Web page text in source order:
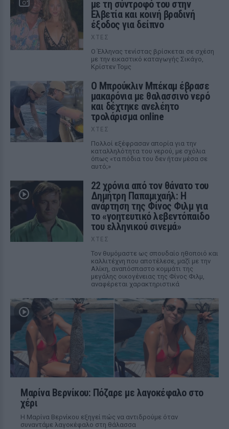
με τη σύντροφό του στην
Ελβετία και κοινή βραδινή
έξοδος για δείπνο
ΧΤΕΣ
Ο Έλληνας τενίστας βρίσκεται σε σχέση
με την εικαστικό καταγωγής Σικάγο,
Κρίστεν Τομς
Ο Μπρούκλιν Μπέκαμ έβρασε
μακαρόνια με θαλασσινό νερό
και δέχτηκε ανελέητο
τρολάρισμα online
ΧΤΕΣ
Πολλοί εξέφρασαν απορία για την
καταλληλότητα του νερού, με σχόλια
όπως «τα πόδια του δεν ήταν μέσα σε
αυτό;»
22 χρόνια από τον θάνατο του
Δημήτρη Παπαμιχαήλ: Η
ανάρτηση της Φίνος Φιλμ για
το «γοητευτικό λεβεντόπαιδο
του ελληνικού σινεμά»
ΧΤΕΣ
Τον θυμόμαστε ως σπουδαίο ηθοποιό και
καλλιτέχνη που αποτέλεσε, μαζί με την
Αλίκη, αναπόσπαστο κομμάτι της
μεγάλης οικογένειας της Φίνος Φιλμ,
αναφέρεται χαρακτηριστικά
Μαρίνα Βερνίκου: Πόζαρε με λαγοκέφαλο στο
χέρι
Η Μαρίνα Βερνίκου εξηγεί πώς να αντιδρούμε όταν
συναντάμε λαγοκέφαλο στη θάλασσα